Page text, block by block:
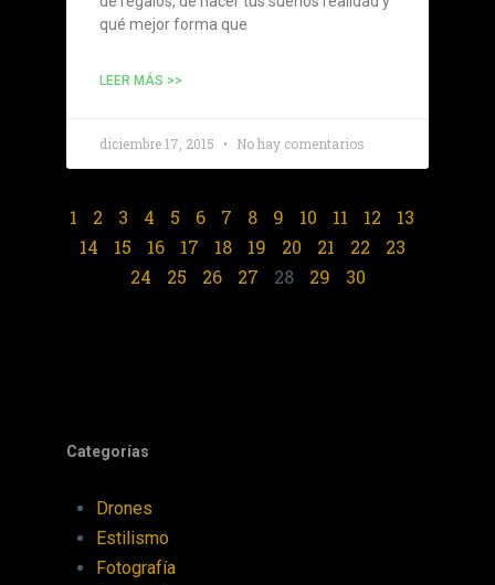
qué mejor forma que
LEER MÁS >>
diciembre 17, 2015 No hay comentarios
1 2 3 4 5 6 7 8 9 10 11 12
13
14
15 16 17 18 19 20 21 22
23
24
25 26 27 28 29 30
Categorías
Drones
Estilismo
Fotografía